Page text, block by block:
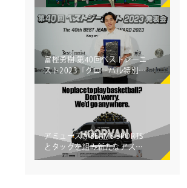
アミューズのソリューション
ス バスケ＆音楽フェス
「UNAVERAGE FES.」開催決
富樫勇樹 第40回ベストジーニ
スト2023「グローバル特別
賞」を受賞！
アミューズがBEAMS SPORTS
とタッグを組み新たなアスリ
ートプロジェクトを始動！第